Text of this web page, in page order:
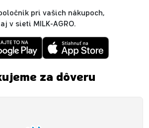
pri vašich nákupoch,
aj v sieti MILK-AGRO.
za dôveru